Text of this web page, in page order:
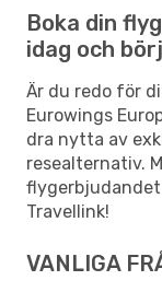
Boka din
idag och
Är du redo för
Eurowings
dra nytta av
resealternativ.
flygerbjudandet
Travellink!
VANLIGA